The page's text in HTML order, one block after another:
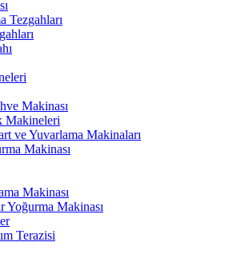
Tezgahları
Makinası
Makineleri
ve Yuvarlama Makinaları
Makinası
Makinası
Yoğurma Makinası
Terazisi